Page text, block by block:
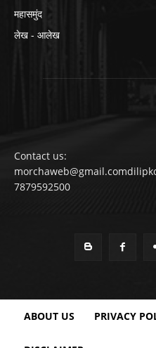
महासमुंद
लेख - आलेख
Contact us:
7879592500
ABOUT US PRIVACY